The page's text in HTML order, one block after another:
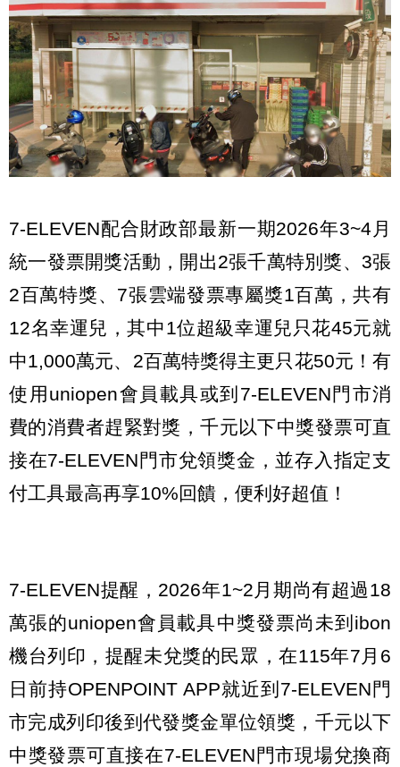
7-ELEVEN配合財政部最新一期2026年3~4月
統一發票開獎活動，開出2張千萬特別獎、3張
2百萬特獎、7張雲端發票專屬獎1百萬，共有
12名幸運兒，其中1位超級幸運兒只花45元就
中1,000萬元、2百萬特獎得主更只花50元！有
使用uniopen會員載具或到7-ELEVEN門市消
費的消費者趕緊對獎，千元以下中獎發票可直
接在7-ELEVEN門市兌領獎金，並存入指定支
付工具最高再享10%回饋，便利好超值！
7-ELEVEN提醒，2026年1~2月期尚有超過18
萬張的uniopen會員載具中獎發票尚未到ibon
機台列印，提醒未兌獎的民眾，在115年7月6
日前持OPENPOINT APP就近到7-ELEVEN門
市完成列印後到代發獎金單位領獎，千元以下
中獎發票可直接在7-ELEVEN門市現場兌換商